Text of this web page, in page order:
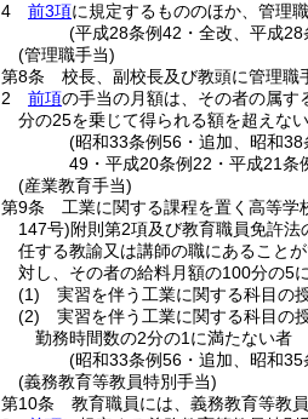
4
前3項に規定するもののほか、管理
(平成28条例42・全改、平成
(管理職手当)
第8条
校長、副校長及び教頭に管理職
2
前項の手当の月額は、その者の属
分の25を乗じて得られる額を超えな
(昭和33条例56・追加、昭和
49・平成20条例22・平成21条
(産業教育手当)
第9条
工業に関する課程を置く高等
147号)附則第2項及び教育職員免許
任する教諭又は講師の職にあること
対し、その者の給料月額の100分の5
(1)
実習を伴う工業に関する科目の
(2)
実習を伴う工業に関する科目の
勤務時間数の2分の1に満たない者
(昭和33条例56・追加、昭和
(義務教育等教員特別手当)
第10条
教育職員には、義務教育等教